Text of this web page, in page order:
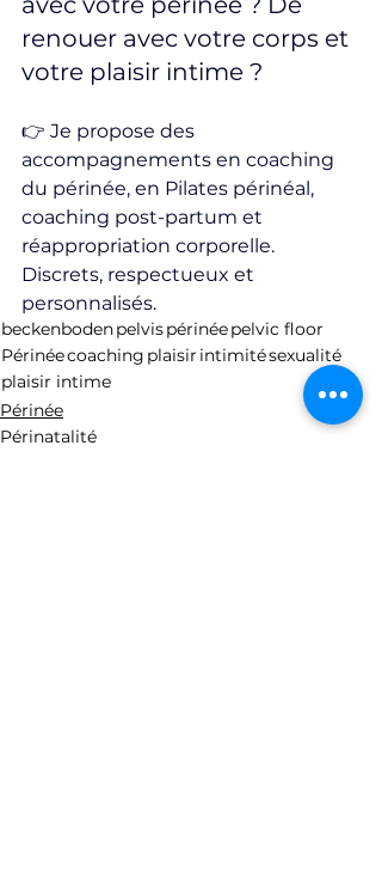
renouer avec votre corps et
votre plaisir intime ?
👉 Je propose des
accompagnements en coaching
du périnée, en Pilates périnéal,
coaching post-partum et
réappropriation corporelle.
Discrets, respectueux et
personnalisés.
beckenbodenpelvispérinéepelvic floor
Périnéecoaching plaisir intimitésexualité
plaisir intime
Périnée
Périnatalité